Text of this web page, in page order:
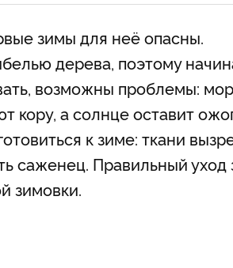
зимы для неё опасны.
дерева, поэтому
возможны проблемы:
кору, а солнце оставит
к зиме: ткани
саженец. Правильный уход
зимовки.